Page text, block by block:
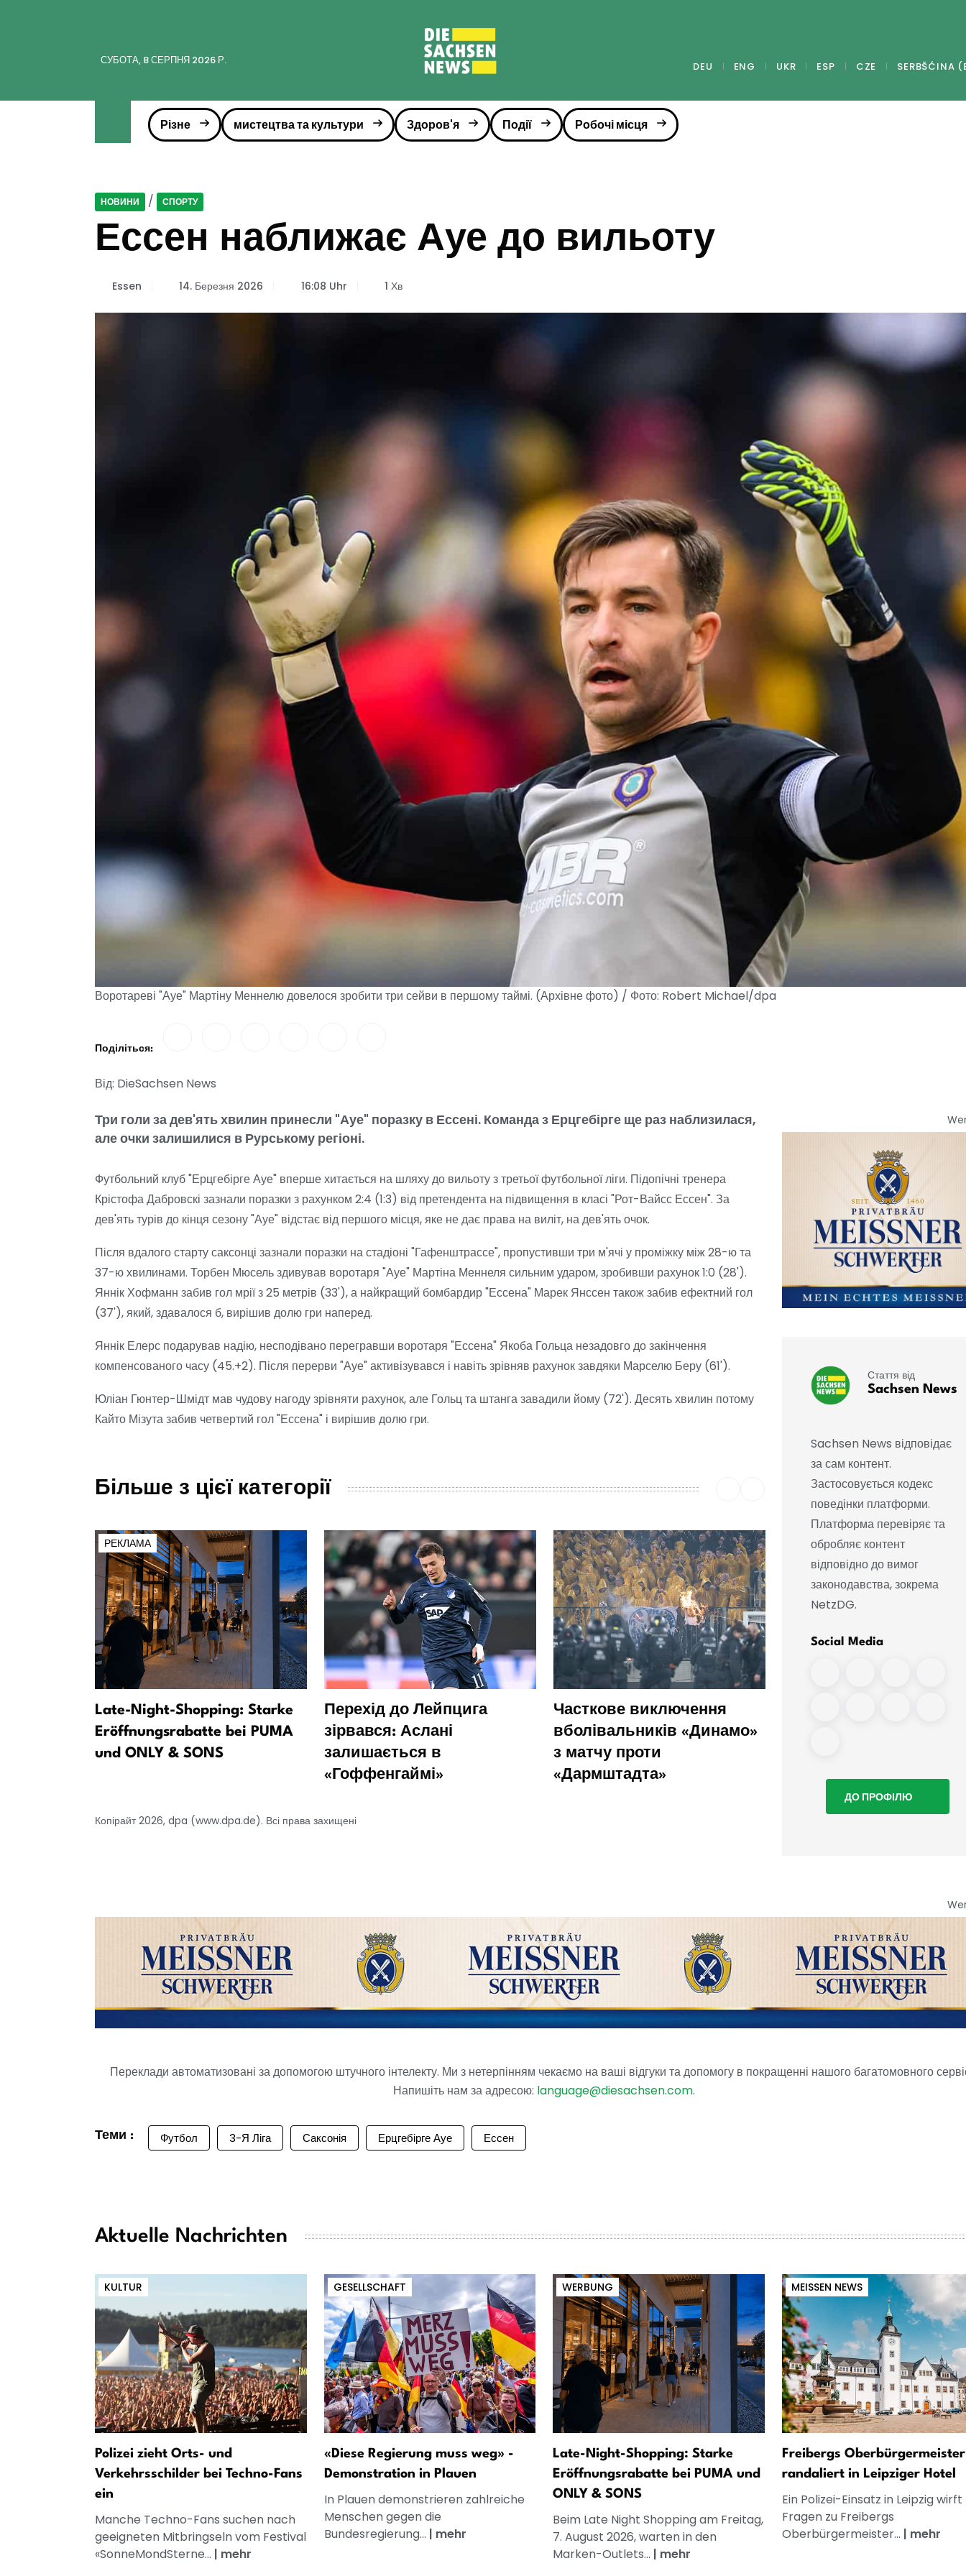
СУБОТА, 8 СЕРПНЯ 2026 Р. DEU ENG UKR ESP CZE SERBŠĆINA
Різне мистецтва та культури Здоров'я Події Робочі місця
НОВИНИ / СПОРТУ
Ессен наближає Ауе до вильоту
Essen 14. Березня 2026 16:08 Uhr 1 Хв
Воротареві "Ауе" Мартіну Меннелю довелося зробити три сейви в першому таймі. (Архівне фото) / Фото: Robert Michael/dpa
Поділіться:
Від: DieSachsen News
Три голи за дев'ять хвилин принесли "Ауе" поразку в Ессені. Команда з Ерцгебірге ще раз наблизилася,
але очки залишилися в Рурському регіоні.
Футбольний клуб "Ерцгебірге Ауе" вперше хитається на шляху до вильоту з третьої футбольної ліги. Підопічні тренера
Крістофа Дабровскі зазнали поразки з рахунком 2:4 (1:3) від претендента на підвищення в класі "Рот-Вайсс Ессен". За
дев'ять турів до кінця сезону "Ауе" відстає від першого місця, яке не дає права на виліт, на дев'ять очок.
Після вдалого старту саксонці зазнали поразки на стадіоні "Гафенштрассе", пропустивши три м'ячі у проміжку між 28-ю та
37-ю хвилинами. Торбен Мюсель здивував воротаря "Ауе" Мартіна Меннеля сильним ударом, зробивши рахунок 1:0 (28').
Яннік Хофманн забив гол мрії з 25 метрів (33'), а найкращий бомбардир "Ессена" Марек Янссен також забив ефектний гол
(37'), який, здавалося б, вирішив долю гри наперед.
Яннік Елерс подарував надію, несподівано перегравши воротаря "Ессена" Якоба Гольца незадовго до закінчення
компенсованого часу (45.+2). Після перерви "Ауе" активізувався і навіть зрівняв рахунок завдяки Марселю Беру (61').
Юліан Гюнтер-Шмідт мав чудову нагоду зрівняти рахунок, але Гольц та штанга завадили йому (72'). Десять хвилин потому
Кайто Мізута забив четвертий гол "Ессена" і вирішив долю гри.
Більше з цієї категорії
РЕКЛАМА
Late-Night-Shopping: Starke
Eröffnungsrabatte bei PUMA
und ONLY & SONS
Перехід до Лейпцига
зірвався: Аслані
залишається в
«Гоффенгаймі»
Часткове виключення
вболівальників «Динамо»
з матчу проти
«Дармштадта»
Копірайт 2026, dpa (www.dpa.de). Всі права захищені
Стаття від
Sachsen News
Sachsen News відповідає
за сам контент.
Застосовується кодекс
поведінки платформи.
Платформа перевіряє та
обробляє контент
відповідно до вимог
законодавства, зокрема
NetzDG.
Social Media
ДО ПРОФІЛЮ
Переклади автоматизовані за допомогою штучного інтелекту. Ми з нетерпінням чекаємо на ваші відгуки та допомогу в покращенні нашого багатомовного
Напишіть нам за адресою: language@diesachsen.com.
Теми : Футбол 3-Я Ліга Саксонія Ерцгебірге Ауе Ессен
Aktuelle Nachrichten
KULTUR
Polizei zieht Orts- und
Verkehrsschilder bei Techno-Fans
ein
Manche Techno-Fans suchen nach
geeigneten Mitbringseln vom Festival
«SonneMondSterne... | mehr
GESELLSCHAFT
«Diese Regierung muss weg» -
Demonstration in Plauen
In Plauen demonstrieren zahlreiche
Menschen gegen die
Bundesregierung... | mehr
WERBUNG
Late-Night-Shopping: Starke
Eröffnungsrabatte bei PUMA und
ONLY & SONS
Beim Late Night Shopping am Freitag,
7. August 2026, warten in den
Marken-Outlets... | mehr
MEISSEN NEWS
Freibergs Oberbürgermeister
randaliert in Leipziger Hotel
Ein Polizei-Einsatz in Leipzig wirft
Fragen zu Freibergs
Oberbürgermeister... | mehr